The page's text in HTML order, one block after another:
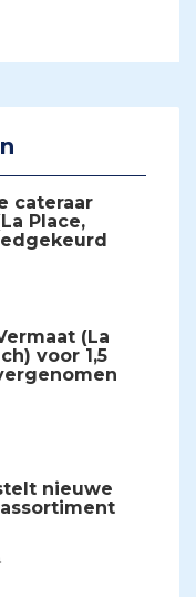
cateraar
Place,
(La
voor 1,5
nieuwe